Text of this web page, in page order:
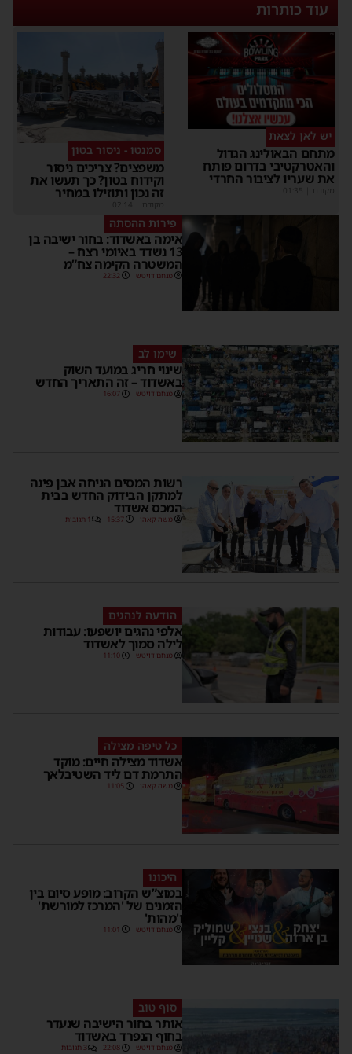
עוד כותרות
יש לאן לצאת
מתחם הבאולינג הגדול
והאטרקטיבי בדרום פותח
את שעריו לציבור החרדי
סמנטו - ניסור בטון
משפצים? צריכים ניסור
וקידוח בטון? כך תעשו את
זה נכון ותוזילו במחיר
פירות ההסתה
אימה באשדוד: בחור ישיבה בן
13 נשדד באיומי רצח –
המשטרה הקימה צח”מ
מנחם דויטש 22:32
שימו לב
שינוי חריג במועד השוק
באשדוד – זה התאריך החדש
מנחם דויטש 16:07
רשות המסים הניחה אבן פינה
למתקן הבידוק החדש בבית
המכס אשדוד
משה קאהן 15:37 1 תגובות
הודעה לנהגים
אלפי נהגים יושפעו: עבודות
לילה סמוך לאשדוד
מנחם דויטש 11:10
כל טיפה מצילה
אשדוד מצילה חיים: מוקד
התרמת דם ליד השטיבלאך
משה קאהן 11:05
היכונו
במוצ”ש הקרוב: מופע סיום בין
הזמנים של 'המרכז למורשת'
ו'מהות'
מנחם דויטש 11:01
סוף טוב
אותר בחור הישיבה שנעדר
בחוף הנפרד באשדוד
מנחם דויטש 22:08 3 תגובות